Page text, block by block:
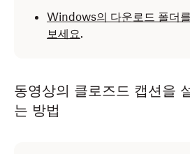
Windows의 다운로드 폴더
보세요.
동영상의 클로즈드 캡션을
는 방법